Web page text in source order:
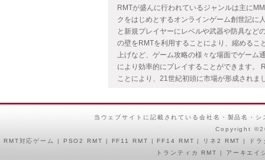
RMTが盛んに行われているジャンルは主に
クをはじめとするオンラインゲーム創世記に
と新規プレイヤーにレベルや武器や防具など
の壁をRMTを利用することにより、縮めるこ
上げなど、ゲーム攻略の様々な場面でゲーム
により効率的にプレイすることができます。
ことにより、21世紀初頭に市場が形成されま
当ウェブサイトに記載されている会社名・製品名・
Copyright
RMT対応ゲーム | PSO2 RMT | FF11 RMT |FF14 RMT | リネ2 RMT |
ド
トランティカ RMT
| アーキエイ